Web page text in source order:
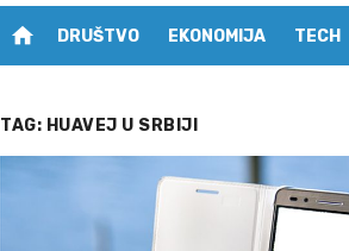
home DRUŠTVO EKONOMIJA TECH
TAG: HUAVEJ U SRBIJI